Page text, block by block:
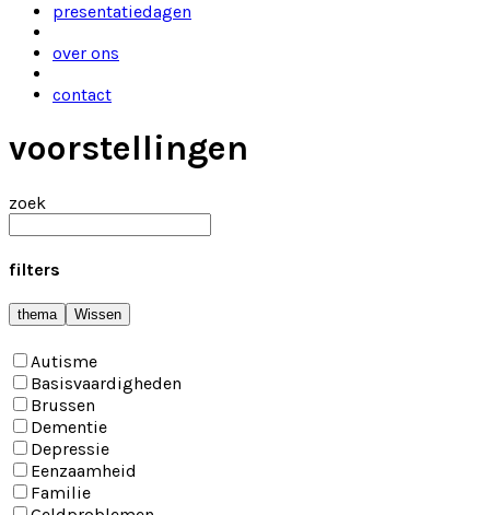
presentatiedagen
over ons
contact
voorstellingen
zoek
filters
thema Wissen
Autisme
Basisvaardigheden
Brussen
Dementie
Depressie
Eenzaamheid
Familie